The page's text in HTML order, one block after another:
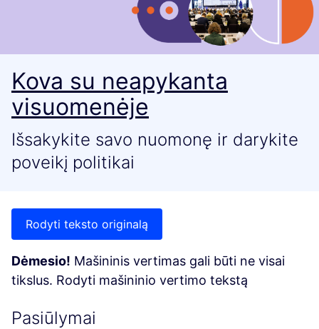
Kova su neapykanta
visuomenėje
Išsakykite savo nuomonę ir darykite
poveikį politikai
Rodyti teksto originalą
Dėmesio! Mašininis vertimas gali būti ne visai
tikslus. Rodyti mašininio vertimo tekstą
Pasiūlymai